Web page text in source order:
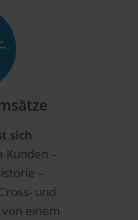
sich
Kunden –
–
und
einem